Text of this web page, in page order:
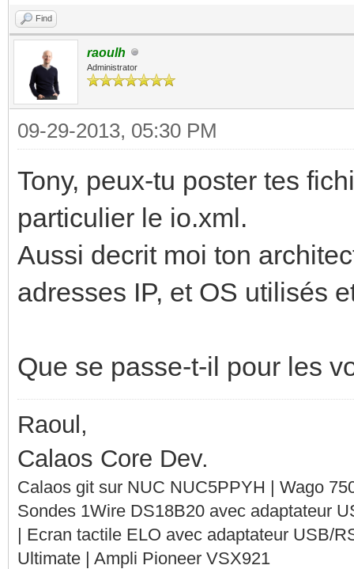
Find
raoulh
Administrator
09-29-2013, 05:30 PM
Tony, peux-tu poster tes
particulier le io.xml.
Aussi decrit moi ton
adresses IP, et OS utilisés
Que se passe-t-il pour les
Raoul,
Calaos Core Dev.
Calaos git sur NUC NUC5PPYH | Wago
Sondes 1Wire DS18B20 avec adaptateur
| Ecran tactile ELO avec adaptateur USB/
Ultimate | Ampli Pioneer VSX921